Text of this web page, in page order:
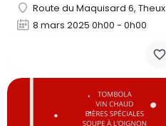
Route du Maquisard 6, Theux
8 mars 2025 0h00 - 0h00